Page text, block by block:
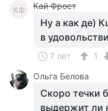
КФ Кай Фрост
Ну а как де)
в
7 лет
1
Ольга Белова
Скоро течки
выдержит ли